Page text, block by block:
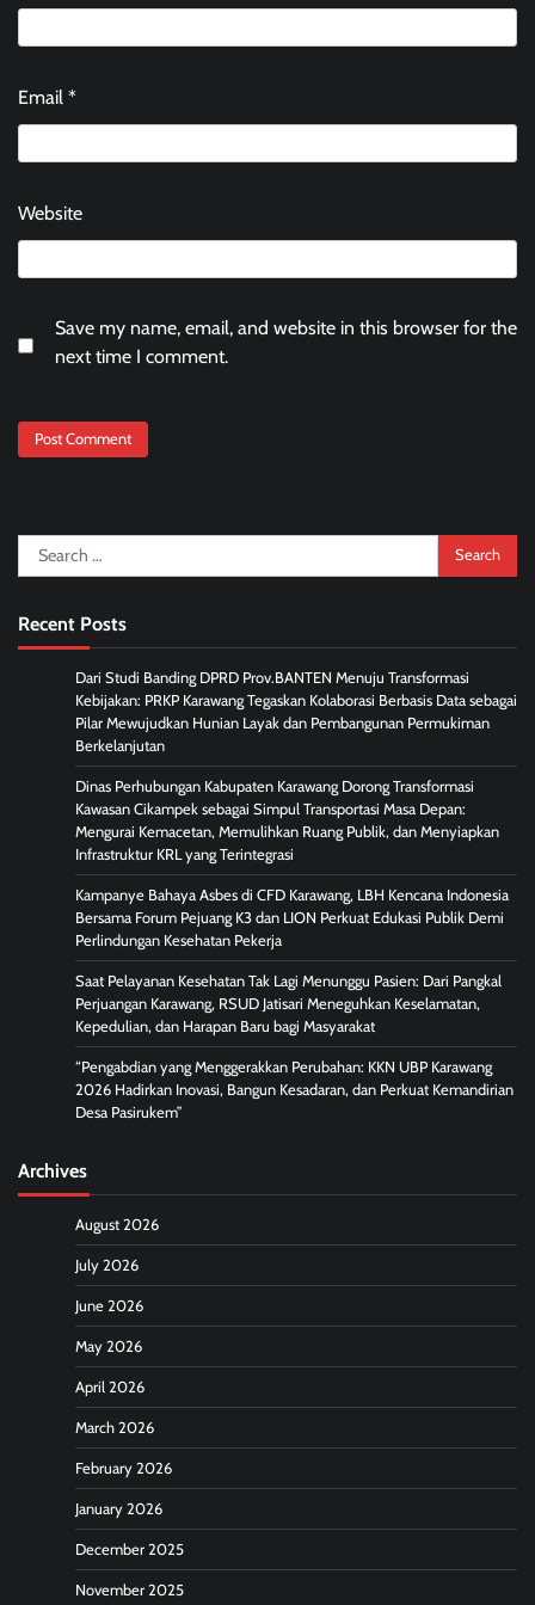
Email *
Website
Save my name, email, and website in this browser for the
next time I comment.
Search
for:
Recent Posts
Dari Studi Banding DPRD Prov.BANTEN Menuju Transformasi
Kebijakan: PRKP Karawang Tegaskan Kolaborasi Berbasis Data sebagai
Pilar Mewujudkan Hunian Layak dan Pembangunan Permukiman
Berkelanjutan
Dinas Perhubungan Kabupaten Karawang Dorong Transformasi
Kawasan Cikampek sebagai Simpul Transportasi Masa Depan:
Mengurai Kemacetan, Memulihkan Ruang Publik, dan Menyiapkan
Infrastruktur KRL yang Terintegrasi
Kampanye Bahaya Asbes di CFD Karawang, LBH Kencana Indonesia
Bersama Forum Pejuang K3 dan LION Perkuat Edukasi Publik Demi
Perlindungan Kesehatan Pekerja
Saat Pelayanan Kesehatan Tak Lagi Menunggu Pasien: Dari Pangkal
Perjuangan Karawang, RSUD Jatisari Meneguhkan Keselamatan,
Kepedulian, dan Harapan Baru bagi Masyarakat
“Pengabdian yang Menggerakkan Perubahan: KKN UBP Karawang
2026 Hadirkan Inovasi, Bangun Kesadaran, dan Perkuat Kemandirian
Desa Pasirukem”
Archives
August 2026
July 2026
June 2026
May 2026
April 2026
March 2026
February 2026
January 2026
December 2025
November 2025